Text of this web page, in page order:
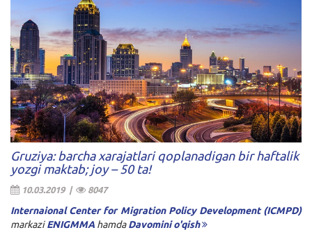
Gruziya: barcha xarajatlari qoplanadigan bir haftalik
yozgi maktab; joy – 50 ta!
10.03.2019 | 8047
Internaional Center for Migration Policy Development (ICMPD)
markaziENIGMMA hamdaDavomini o'qish